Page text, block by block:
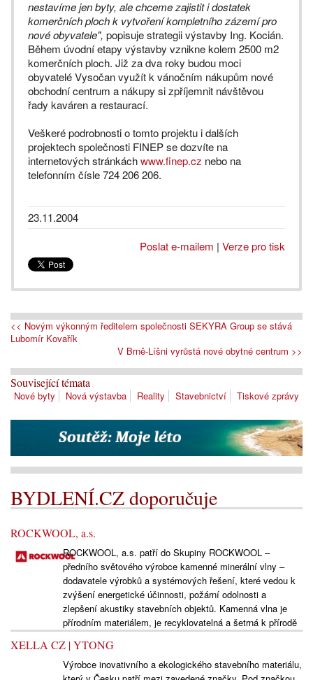
nestavíme jen byty, ale chceme zajistit i dostatek
komerčních ploch k vytvoření kompletního zázemí pro
nové obyvatele", popisuje strategii výstavby Ing. Kocián.
Během úvodní etapy výstavby vznikne kolem 2500 m2
komerčních ploch. Již za dva roky budou moci
obyvatelé Vysočan využít k vánočním nákupům nové
obchodní centrum a nákupy si zpříjemnit návštěvou
řady kaváren a restaurací.
Veškeré podrobnosti o tomto projektu i dalších
projektech společnosti FINEP se dozvíte na
internetových stránkáchwww.finep.cz nebo na
telefonním čísle 724 206 206.
23.11.2004
Poslat e-mailem | Verze pro tisk
<< Novým výkonným ředitelem společnosti SEKYRA Group se stává
Lubomír Kovařík
V Brně-Líšni vyrůstá nové obytné centrum >>
Související témata
Nové byty Nová výstavba Reality Stavebnictví Tiskové zprávy
BYDLENÍ.CZ doporučuje
ROCKWOOL, a.s.
ROCKWOOL, a.s. patří do Skupiny ROCKWOOL –
předního světového výrobce kamenné minerální vlny –
dodavatele výrobků a systémových řešení, které vedou k
zvýšení energetické účinnosti, požární odolnosti a
zlepšení akustiky stavebních objektů. Kamenná vlna je
přírodním materiálem, je recyklovatelná a šetrná k přírodě
XELLA CZ | YTONG
Výrobce inovativního a ekologického stavebního materiálu,